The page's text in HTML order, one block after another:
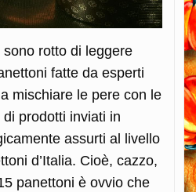
rotto di leggere
fatte da esperti
mischiare le pere con le
prodotti inviati in
assurti al livello
d’Italia. Cioè, cazzo,
panettoni è ovvio che